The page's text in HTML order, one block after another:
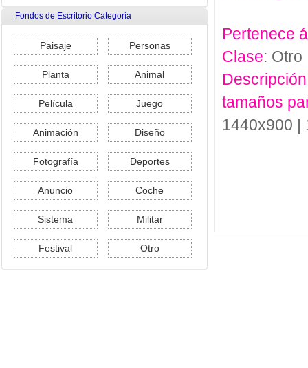
Fondos de Escritorio Categoría
Paisaje Personas
Planta Animal
Película Juego
Animación Diseño
Fotografía Deportes
Anuncio Coche
Sistema Militar
Festival Otro
Pertenece
Clase: Otro
Descripción
tamaños
1440x900 |